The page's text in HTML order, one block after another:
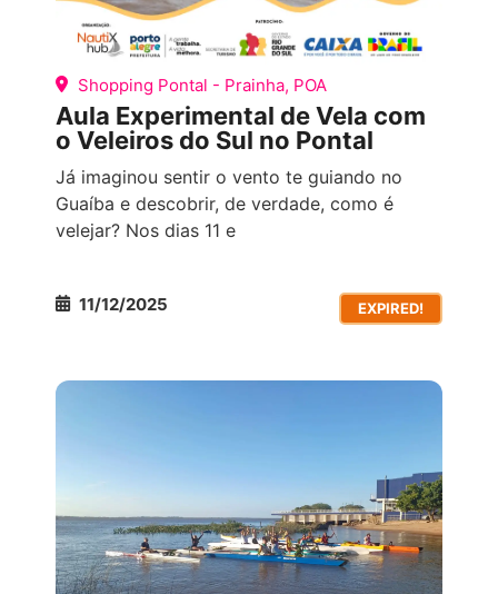
Shopping Pontal - Prainha, POA
Aula Experimental de Vela com
o Veleiros do Sul no Pontal
Já imaginou sentir o vento te guiando no
Guaíba e descobrir, de verdade, como é
velejar? Nos dias 11 e
11/12/2025 EXPIRED!